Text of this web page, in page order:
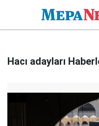
Hacı adayları